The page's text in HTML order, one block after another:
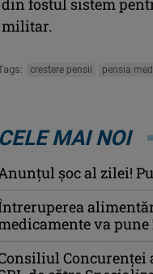
militar.
crestere pensii pensia
CELE MAI NOI
şoc al zilei!
va
Concurenţei